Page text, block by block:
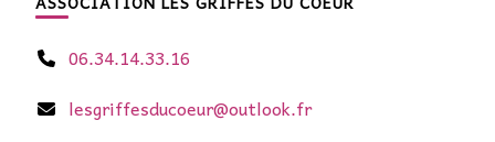
06.34.14.33.16
lesgriffesducoeur@outlook.fr